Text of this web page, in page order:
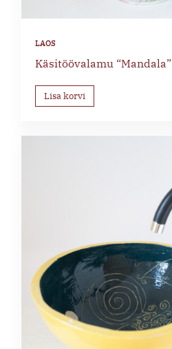
Käsitöövalamu “Mandala”
Lisa korvi